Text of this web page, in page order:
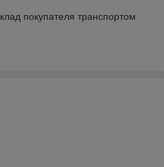
покупателя транспортом